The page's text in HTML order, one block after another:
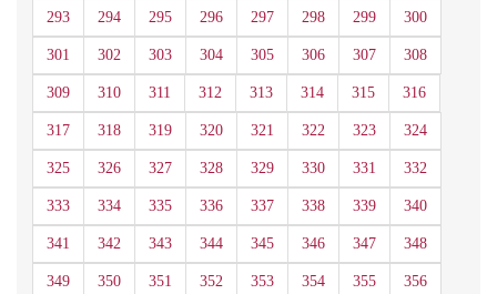
293 294 295 296 297 298 299 300
301 302 303 304 305 306 307 308
309 310 311 312 313 314 315 316
317 318 319 320 321 322 323 324
325 326 327 328 329 330 331 332
333 334 335 336 337 338 339 340
341 342 343 344 345 346 347 348
349 350 351 352 353 354 355 356